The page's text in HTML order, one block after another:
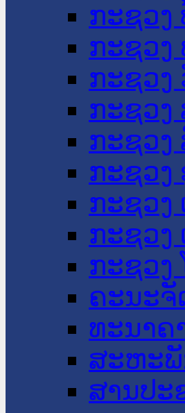
ກະຊວງ
ກະຊວງ
ກະຊວງ
ກະຊວງ
ກະຊວງ
ກະຊວງ
ກະຊວງ
ກະຊວງ
ກະຊວງ
ຄະນະຈັ
ທະນາຄ
ສະຫະພັ
ສານປະ